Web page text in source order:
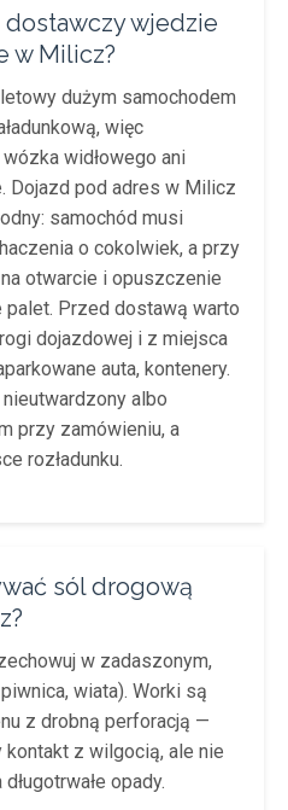
dostawczy wjedzie
w Milicz?
dużym samochodem
więc
widłowego ani
Dojazd pod adres w Milicz
samochód musi
o cokolwiek, a przy
otwarcie i opuszczenie
palet. Przed dostawą warto
dojazdowej i z miejsca
auta, kontenery.
albo
przy zamówieniu, a
rozładunku.
sól drogową
w zadaszonym,
wiata). Worki są
z drobną perforacją —
kontakt z wilgocią, ale nie
opady.